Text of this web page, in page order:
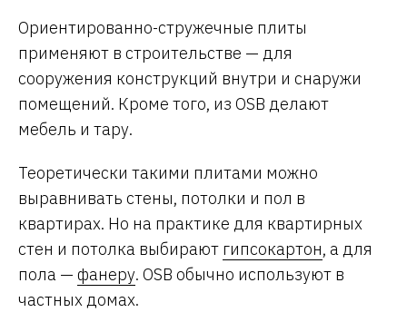
Ориентированно-стружечные плиты
применяют в строительстве — для
сооружения конструкций внутри и снаружи
помещений. Кроме того, из OSB делают
мебель и тару.
Теоретически такими плитами можно
выравнивать стены, потолки и пол в
квартирах. Но на практике для квартирных
стен и потолка выбирают гипсокартон, а для
пола — фанеру. OSB обычно используют в
частных домах.